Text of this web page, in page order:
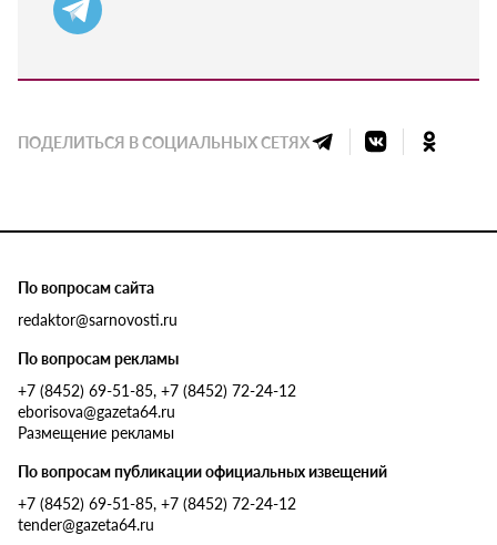
ПОДЕЛИТЬСЯ В СОЦИАЛЬНЫХ СЕТЯХ
По вопросам сайта
redaktor@sarnovosti.ru
По вопросам рекламы
+7 (8452) 69-51-85, +7 (8452) 72-24-12
eborisova@gazeta64.ru
Размещение рекламы
По вопросам публикации официальных извещений
+7 (8452) 69-51-85, +7 (8452) 72-24-12
tender@gazeta64.ru